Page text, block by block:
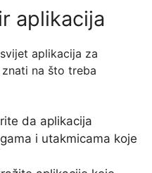
aplikacija
aplikacija za
na što treba
da aplikacija
i utakmicama koje